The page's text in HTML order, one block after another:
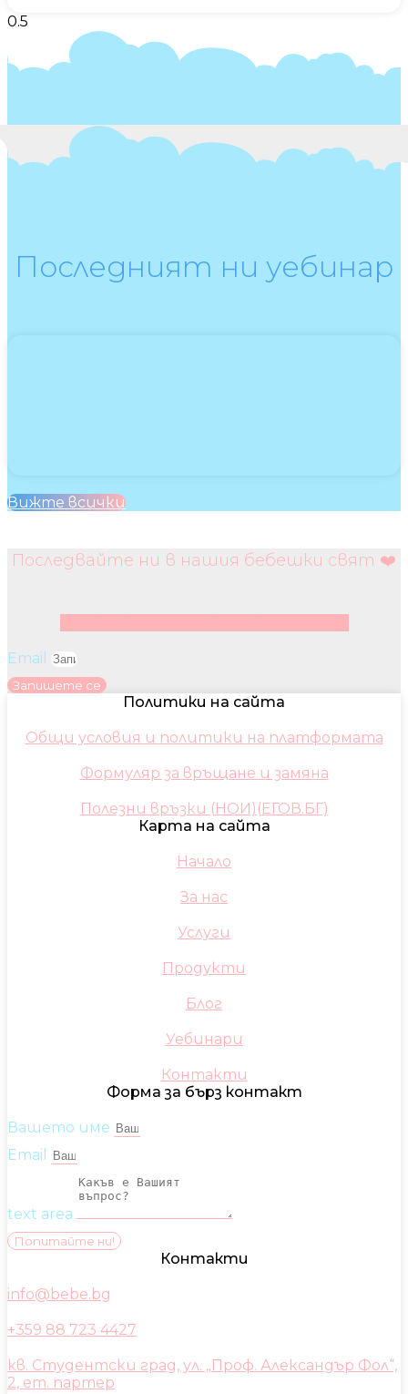
Последният ни уебинар
Вижте всички
Последвайте ни в нашия бебешки свят ❤️
Email
Запишете се
Политики на сайта
Общи условия и политики на платформата
Формуляр за връщане и замяна
Полезни връзки (НОИ)(ЕГОВ.БГ)
Карта на сайта
Начало
За нас
Услуги
Продукти
Блог
Уебинари
Контакти
Форма за бърз контакт
Вашето име
Email
text area
Попитайте ни!
Контакти
info@bebe.bg
+359 88 723 4427
кв. Студентски град, ул. „Проф. Александър Фол“,
2, ет. партер